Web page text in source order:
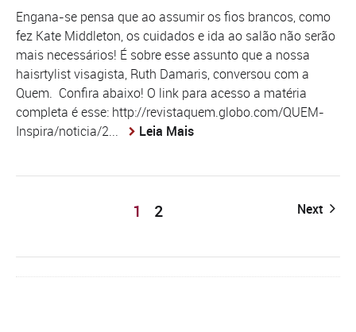
Engana-se pensa que ao assumir os fios brancos, como
fez Kate Middleton, os cuidados e ida ao salão não serão
mais necessários! É sobre esse assunto que a nossa
haisrtylist visagista, Ruth Damaris, conversou com a
Quem. Confira abaixo! O link para acesso a matéria
completa é esse: http://revistaquem.globo.com/QUEM-
Inspira/noticia/2...
Leia Mais
1 2 Next